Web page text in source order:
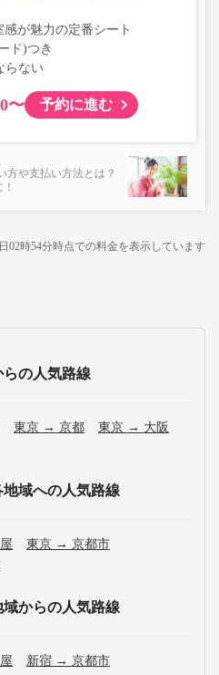
が魅力の定番シート
ド)つき
らない
〜 予約に進む
方や支払い方法とは？
02時54分時点での料金を表示しています
らの人気路線
東京 → 京都
東京 → 大阪
地域への人気路線
東京 → 京都市
域からの人気路線
新宿 → 京都市